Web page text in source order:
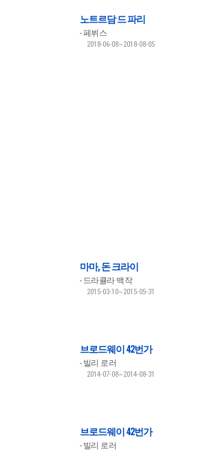
노트르담 드 파리
페뷔스
2018-06-08~2018-08-05
마마, 돈 크라이
드라큘라 백작
2015-03-10~2015-05-31
브로드웨이 42번가
빌리 로러
2014-07-08~2014-08-31
브로드웨이 42번가
빌리 로러